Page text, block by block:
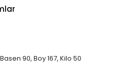
90, Boy 167, Kilo 50